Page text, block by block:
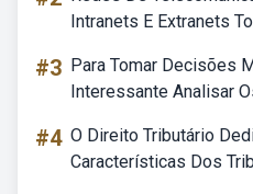
Intranets E Extranets
#3 Para Tomar Decisões
Interessante Analisar
#4 O Direito Tributário
Características Dos